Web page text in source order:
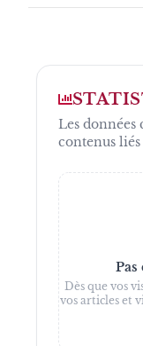
Les données
contenus liés
Pas
Dès que vos
vos articles et